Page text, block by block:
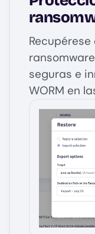
seguras e
WORM en